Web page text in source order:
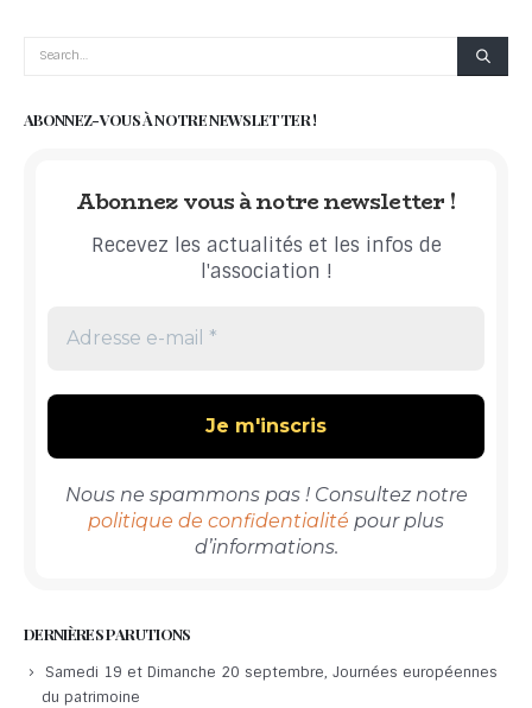
ABONNEZ-VOUS À NOTRE NEWSLETTER !
Abonnez vous à notre newsletter !
Recevez les actualités et les infos de
l'association !
Nous ne spammons pas ! Consultez notre
politique de confidentialité pour plus
d’informations.
DERNIÈRES PARUTIONS
Samedi 19 et Dimanche 20 septembre, Journées européennes
du patrimoine